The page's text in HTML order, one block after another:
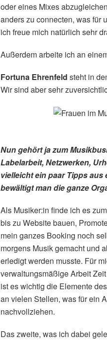
oder eines Mixes
anders zu connecten, was für
ich freue mich natürlich sehr
Außerdem arbeite ich an
Fortuna Ehrenfeld steht in
Wir sind aber sehr
Nun gehört ja zum
Labelarbeit, Netzwerken,
vielleicht ein paar Tipps
bewältigt man die ganze
Als Musiker:in finde ich es
bis zu Website bauen,
mein ganzes Booking noch
morgens Musik gemacht und
erledigt werden musste. Für
verwaltungsmäßige Arbeit
ist es wichtig die Elemente
an vielen Stellen, was für ein
nachvollziehen.
Das zweite, was ich dabei